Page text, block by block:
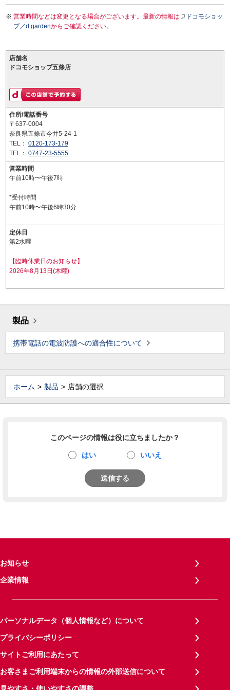
営業時間などは変更となる場合がございます。最新の情報は
ドコモショッ
プ／d gardenからご確認ください。
店舗名
ドコモショップ五條店
住所/電話番号
〒637-0004
奈良県五條市今井5-24-1
TEL： 0120-173-179
TEL： 0747-23-5555
営業時間
午前10時〜午後7時
*受付時間
午前10時〜午後6時30分
定休日
第2水曜
【臨時休業日のお知らせ】
2026年8月13日(木曜)
製品
携帯電話の電波防護への適合性について
ホーム 製品 店舗の選択
このページの情報は役に立ちましたか？
はい いいえ
送信する
お知らせ
企業情報
パーソナルデータ（個人情報など）について
プライバシーポリシー
サイトご利用にあたって
お客さまご利用端末からの情報の外部送信について